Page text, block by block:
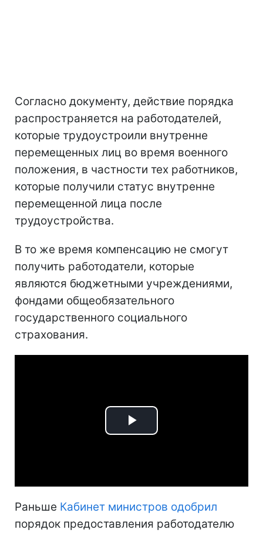
Согласно документу, действие порядка
распространяется на работодателей,
которые трудоустроили внутренне
перемещенных лиц во время военного
положения, в частности тех работников,
которые получили статус внутренне
перемещенной лица после
трудоустройства.
В то же время компенсацию не смогут
получить работодатели, которые
являются бюджетными учреждениями,
фондами общеобязательного
государственного социального
страхования.
Play
Раньше Кабинет министров одобрил
порядок предоставления работодателю